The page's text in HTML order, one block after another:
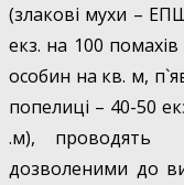
(злакові мухи –
екз. на 100
особин на кв. м,
попелиці – 40-50
.м), проводять
дозволеними до